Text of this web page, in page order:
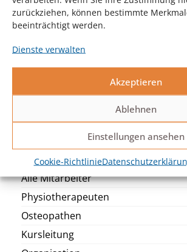
zurückziehen, können bestimmte
beeinträchtigt werden.
Dienste verwalten
Akzeptieren
Ablehnen
Einstellungen ansehen
Cookie-Richtlinie
Gleichenfeld
Abrechnung
Unser Team
Alle Mitarbeiter
Physiotherapeuten
Osteopathen
Kursleitung